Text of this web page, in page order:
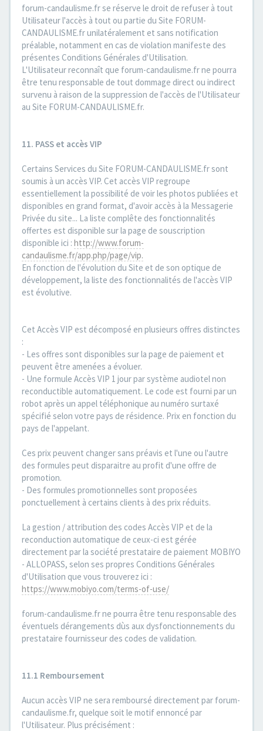
forum-candaulisme.fr se réserve le droit de refuser à tout
Utilisateur l'accès à tout ou partie du Site FORUM-
CANDAULISME.fr unilatéralement et sans notification
préalable, notamment en cas de violation manifeste des
présentes Conditions Générales d'Utilisation.
L'Utilisateur reconnaît que forum-candaulisme.fr ne pourra
être tenu responsable de tout dommage direct ou indirect
survenu à raison de la suppression de l'accès de l'Utilisateur
au Site FORUM-CANDAULISME.fr.
11. PASS et accès VIP
Certains Services du Site FORUM-CANDAULISME.fr sont
soumis à un accès VIP. Cet accès VIP regroupe
essentiellement la possibilité de voir les photos publiées et
disponibles en grand format, d'avoir accès à la Messagerie
Privée du site... La liste complête des fonctionnalités
offertes est disponible sur la page de souscription
disponible ici : http://www.forum-
candaulisme.fr/app.php/page/vip.
En fonction de l'évolution du Site et de son optique de
développement, la liste des fonctionnalités de l'accès VIP
est évolutive.
Cet Accès VIP est décomposé en plusieurs offres distinctes
:
- Les offres sont disponibles sur la page de paiement et
peuvent être amenées a évoluer.
- Une formule Accès VIP 1 jour par système audiotel non
reconductible automatiquement. Le code est fourni par un
robot après un appel téléphonique au numéro surtaxé
spécifié selon votre pays de résidence. Prix en fonction du
pays de l'appelant.
Ces prix peuvent changer sans préavis et l'une ou l'autre
des formules peut disparaitre au profit d'une offre de
promotion.
- Des formules promotionnelles sont proposées
ponctuellement à certains clients à des prix réduits.
La gestion / attribution des codes Accès VIP et de la
reconduction automatique de ceux-ci est gérée
directement par la société prestataire de paiement MOBIYO
- ALLOPASS, selon ses propres Conditions Générales
d'Utilisation que vous trouverez ici :
https://www.mobiyo.com/terms-of-use/
forum-candaulisme.fr ne pourra être tenu responsable des
éventuels dérangements dùs aux dysfonctionnements du
prestataire fournisseur des codes de validation.
11.1 Remboursement
Aucun accès VIP ne sera remboursé directement par forum-
candaulisme.fr, quelque soit le motif ennoncé par
l'Utilisateur. Plus précisément :